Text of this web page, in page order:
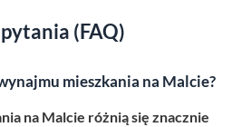
(FAQ)
mieszkania na Malcie?
na Malcie różnią się znacznie